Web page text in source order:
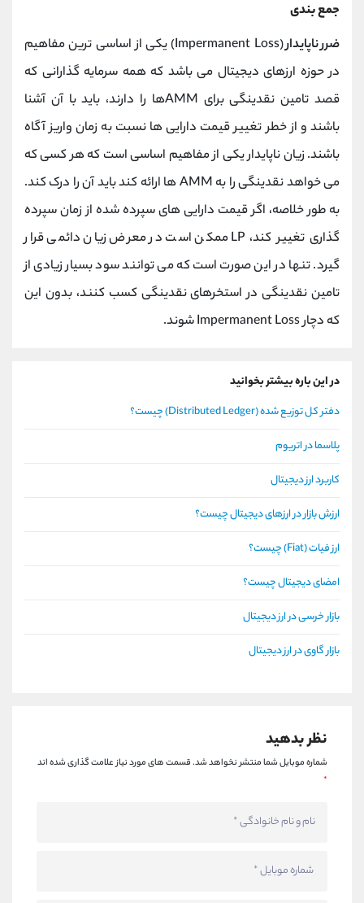
جمع بندی
ضرر ناپایدار
(Impermanent Loss) یکی از اساسی ترین مفاهیم
در حوزه ارزهای دیجیتال می باشد که همه سرمایه گذارانی که
قصد تامین نقدینگی برای AMMها را دارند، باید با آن آشنا
باشند و از خطر تغییر قیمت دارایی ها نسبت به زمان واریز آگاه
باشند. زیان ناپایدار یکی از مفاهیم اساسی است که هر کسی که
می خواهد نقدینگی را به AMM ها ارائه کند باید آن را درک کند.
به طور خلاصه، اگر قیمت دارایی های سپرده شده از زمان سپرده
گذاری تغییر کند، LP ممکن است در معرض زیان دائمی قرار
گیرد. تنها در این صورت است که می توانند سود بسیار زیادی از
تامین نقدینگی در استخرهای نقدینگی کسب کنند، بدون این
که دچار Impermanent Loss شوند.
در این باره بیشتر بخوانید
دفتر کل توزیع شده (Distributed Ledger) چیست؟
پلاسما در اتریوم
کاربرد ارز دیجیتال
ارزش بازار در ارزهای دیجیتال چیست؟
ارز فیات (Fiat) چیست؟
امضای دیجیتال چیست؟
بازار خرسی در ارز دیجیتال
بازار گاوی در ارز دیجیتال
نظر بدهید
شماره موبایل شما منتشر نخواهد شد.قسمت های مورد نیاز علامت گذاری شده اند
*